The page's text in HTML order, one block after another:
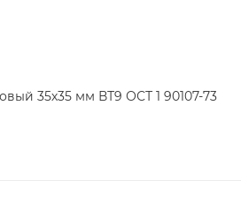
35х35 мм ВТ9 ОСТ 1 90107-73